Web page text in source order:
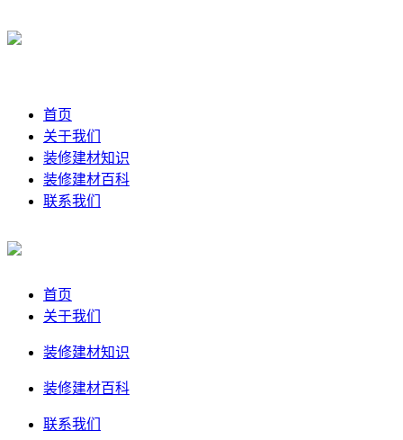
首页
关于我们
装修建材知识
装修建材百科
联系我们
首页
关于我们
装修建材知识
装修建材百科
联系我们